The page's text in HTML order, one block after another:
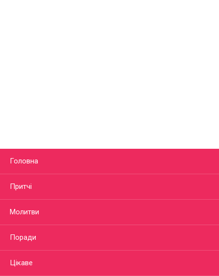
Головна
Притчі
Молитви
Поради
Цікаве